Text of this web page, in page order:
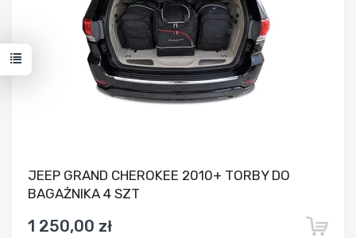
JEEP GRAND CHEROKEE 2010+ TORBY DO
BAGAŻNIKA 4 SZT
1 250,00 zł